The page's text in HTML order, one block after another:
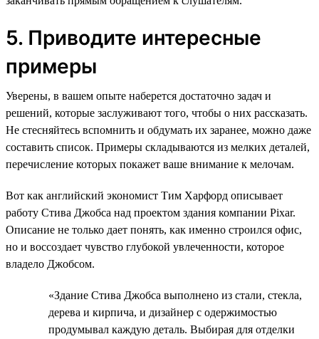
5. Приводите интересные
примеры
Уверены, в вашем опыте наберется достаточно задач и
решений, которые заслуживают того, чтобы о них рассказать.
Не стесняйтесь вспомнить и обдумать их заранее, можно даже
составить список. Примеры складываются из мелких деталей,
перечисление которых покажет ваше внимание к мелочам.
Вот как английский экономист Тим Харфорд описывает
работу Стива Джобса над проектом здания компании Pixar.
Описание не только дает понять, как именно строился офис,
но и воссоздает чувство глубокой увлеченности, которое
владело Джобсом.
«Здание Стива Джобса выполнено из стали, стекла,
дерева и кирпича, и дизайнер с одержимостью
продумывал каждую деталь. Выбирая для отделки